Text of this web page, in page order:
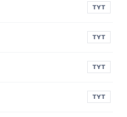
TYT
TYT
TYT
TYT